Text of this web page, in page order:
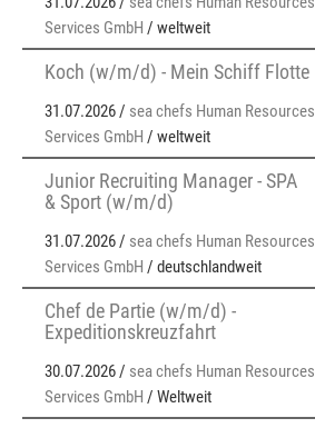
Services GmbH / weltweit
Koch (w/m/d) - Mein Schiff Flotte
31.07.2026 / sea chefs Human Resources
Services GmbH / weltweit
Junior Recruiting Manager - SPA
& Sport (w/m/d)
31.07.2026 / sea chefs Human Resources
Services GmbH / deutschlandweit
Chef de Partie (w/m/d) -
Expeditionskreuzfahrt
30.07.2026 / sea chefs Human Resources
Services GmbH / Weltweit